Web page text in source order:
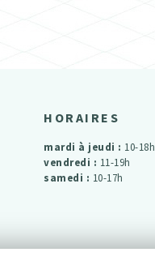
HORAIRES
mardi à jeudi : 10-18h
vendredi : 11-19h
samedi : 10-17h